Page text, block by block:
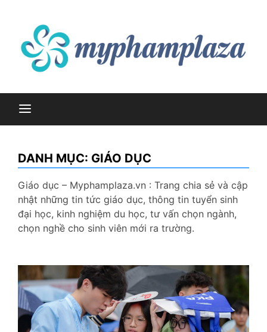
content
myphamplaza.vn
DANH MỤC: GIÁO DỤC
Giáo dục – Myphamplaza.vn : Trang chia sẻ và cập
nhật những tin tức giáo dục, thông tin tuyển sinh
đại học, kinh nghiệm du học, tư vấn chọn ngành,
chọn nghề cho sinh viên mới ra trường.